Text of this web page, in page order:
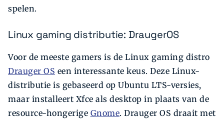
spelen.
Linux gaming distributie: DraugerOS
Voor de meeste gamers is de Linux gaming distro
Drauger OS een interessante keus. Deze Linux-
distributie is gebaseerd op Ubuntu LTS-versies,
maar installeert Xfce als desktop in plaats van de
resource-hongerige Gnome. Drauger OS draait met